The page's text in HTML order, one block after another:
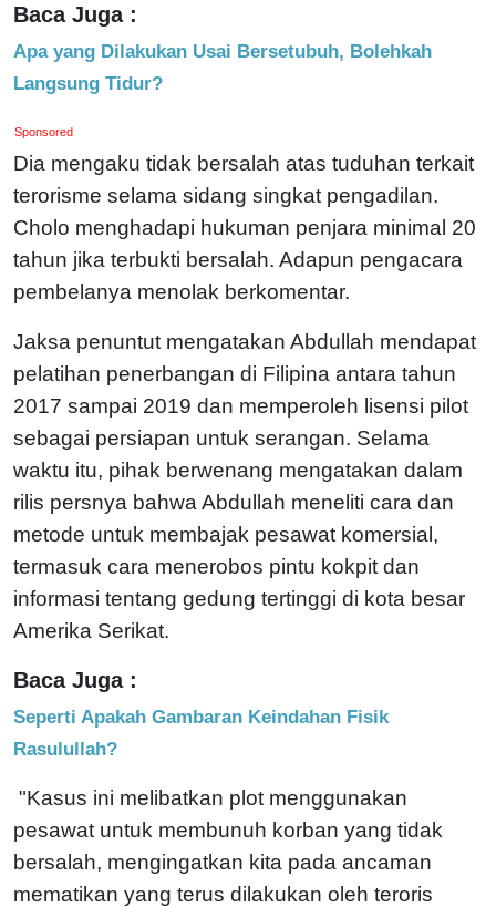
Baca Juga :
Apa yang Dilakukan Usai Bersetubuh, Bolehkah
Langsung Tidur?
Sponsored
Dia mengaku tidak bersalah atas tuduhan terkait
terorisme selama sidang singkat pengadilan.
Cholo menghadapi hukuman penjara minimal 20
tahun jika terbukti bersalah. Adapun pengacara
pembelanya menolak berkomentar.
Jaksa penuntut mengatakan Abdullah mendapat
pelatihan penerbangan di Filipina antara tahun
2017 sampai 2019 dan memperoleh lisensi pilot
sebagai persiapan untuk serangan. Selama
waktu itu, pihak berwenang mengatakan dalam
rilis persnya bahwa Abdullah meneliti cara dan
metode untuk membajak pesawat komersial,
termasuk cara menerobos pintu kokpit dan
informasi tentang gedung tertinggi di kota besar
Amerika Serikat.
Baca Juga :
Seperti Apakah Gambaran Keindahan Fisik
Rasulullah?
"Kasus ini melibatkan plot menggunakan
pesawat untuk membunuh korban yang tidak
bersalah, mengingatkan kita pada ancaman
mematikan yang terus dilakukan oleh teroris